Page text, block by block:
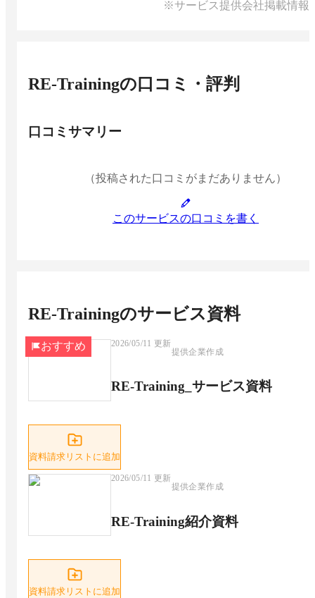
※サービス提供会社掲載情報
RE-Trainingの口コミ・評判
口コミサマリー
（投稿された口コミがまだありません）
このサービスの口コミを書く
RE-Trainingのサービス資料
おすすめ 2026/05/11 更新
提供企業作成
RE-Training_サービス資料
資料請求リストに追加
2026/05/11 更新
提供企業作成
RE-Training紹介資料
資料請求リストに追加